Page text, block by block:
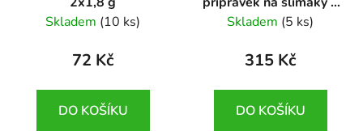
Skladem (10 ks)
72 Kč
DO KOŠÍKU
plzáky
Skladem (5 ks)
315 Kč
DO KOŠÍKU